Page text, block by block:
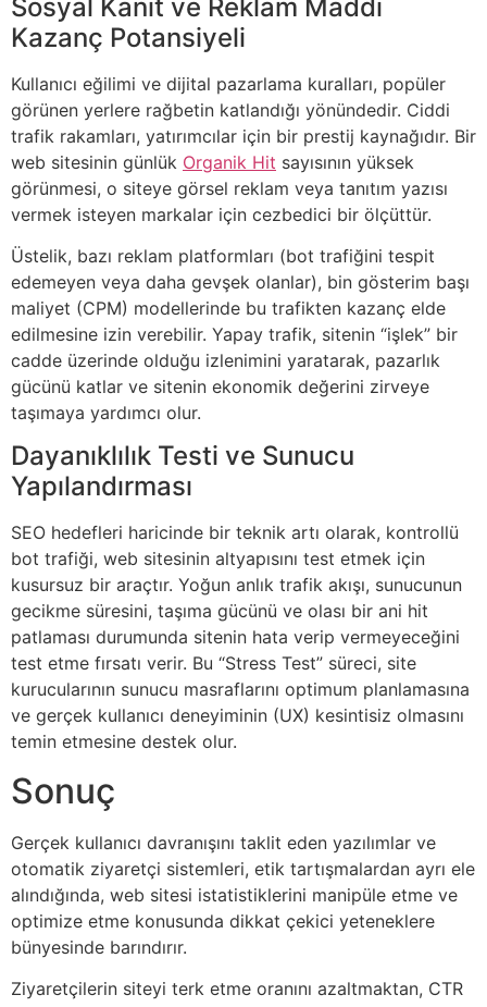
Sosyal Kanıt ve Reklam Maddi
Kazanç Potansiyeli
Kullanıcı eğilimi ve dijital pazarlama kuralları, popüler
görünen yerlere rağbetin katlandığı yönündedir. Ciddi
trafik rakamları, yatırımcılar için bir prestij kaynağıdır. Bir
web sitesinin günlük Organik Hit sayısının yüksek
görünmesi, o siteye görsel reklam veya tanıtım yazısı
vermek isteyen markalar için cezbedici bir ölçüttür.
Üstelik, bazı reklam platformları (bot trafiğini tespit
edemeyen veya daha gevşek olanlar), bin gösterim başı
maliyet (CPM) modellerinde bu trafikten kazanç elde
edilmesine izin verebilir. Yapay trafik, sitenin “işlek” bir
cadde üzerinde olduğu izlenimini yaratarak, pazarlık
gücünü katlar ve sitenin ekonomik değerini zirveye
taşımaya yardımcı olur.
Dayanıklılık Testi ve Sunucu
Yapılandırması
SEO hedefleri haricinde bir teknik artı olarak, kontrollü
bot trafiği, web sitesinin altyapısını test etmek için
kusursuz bir araçtır. Yoğun anlık trafik akışı, sunucunun
gecikme süresini, taşıma gücünü ve olası bir ani hit
patlaması durumunda sitenin hata verip vermeyeceğini
test etme fırsatı verir. Bu “Stress Test” süreci, site
kurucularının sunucu masraflarını optimum planlamasına
ve gerçek kullanıcı deneyiminin (UX) kesintisiz olmasını
temin etmesine destek olur.
Sonuç
Gerçek kullanıcı davranışını taklit eden yazılımlar ve
otomatik ziyaretçi sistemleri, etik tartışmalardan ayrı ele
alındığında, web sitesi istatistiklerini manipüle etme ve
optimize etme konusunda dikkat çekici yeteneklere
bünyesinde barındırır.
Ziyaretçilerin siteyi terk etme oranını azaltmaktan, CTR